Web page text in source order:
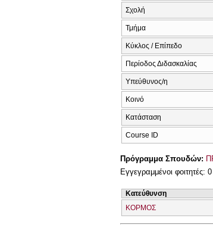
Σχολή
Τμήμα
Κύκλος / Επίπεδο
Περίοδος Διδασκαλίας
Υπεύθυνος/η
Κοινό
Κατάσταση
Course ID
Πρόγραμμα Σπουδών:
Εγγεγραμμένοι φοιτητές: 0
Κατεύθυνση
ΚΟΡΜΟΣ